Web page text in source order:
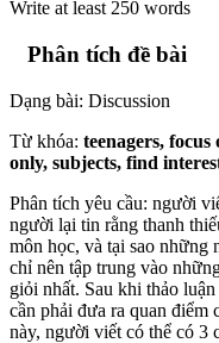
Write at least 250 words
Phân tích đề bài
Dạng bài: Discussion
Từ khóa: teenagers,
only, subjects, find
Phân tích yêu cầu: người
người lại tin rằng thanh
môn học, và tại sao những
chỉ nên tập trung vào
giỏi nhất. Sau khi thảo
cần phải đưa ra quan điểm
này, người viết có thể có 3